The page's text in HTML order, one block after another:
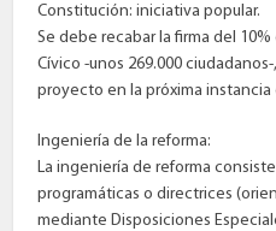
Constitución: iniciativa popular.
Se debe recabar la firma del
Cívico -unos 269.000
proyecto en la próxima instancia
Ingeniería de la reforma:
La ingeniería de reforma
programáticas o directrices
mediante Disposiciones